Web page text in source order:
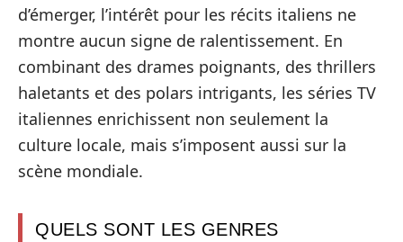
d’émerger, l’intérêt pour les récits italiens ne
montre aucun signe de ralentissement. En
combinant des drames poignants, des thrillers
haletants et des polars intrigants, les séries TV
italiennes enrichissent non seulement la
culture locale, mais s’imposent aussi sur la
scène mondiale.
QUELS SONT LES GENRES